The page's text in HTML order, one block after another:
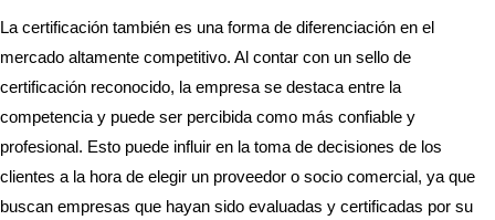
La certificación también es una forma de diferenciación en el
mercado altamente competitivo. Al contar con un sello de
certificación reconocido, la empresa se destaca entre la
competencia y puede ser percibida como más confiable y
profesional. Esto puede influir en la toma de decisiones de los
clientes a la hora de elegir un proveedor o socio comercial, ya que
buscan empresas que hayan sido evaluadas y certificadas por su